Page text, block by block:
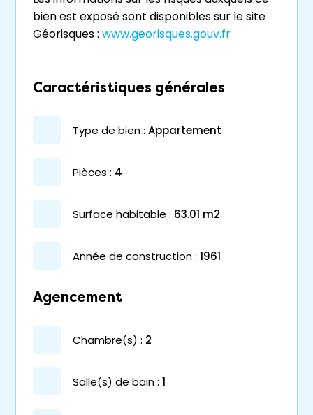
bien est exposé sont disponibles sur le site
Géorisques : www.georisques.gouv.fr
Caractéristiques générales
type de bien : appartement
pièces : 4
surface habitable : 63.01 m2
année de construction : 1961
Agencement
chambre(s) : 2
salle(s) de bain : 1